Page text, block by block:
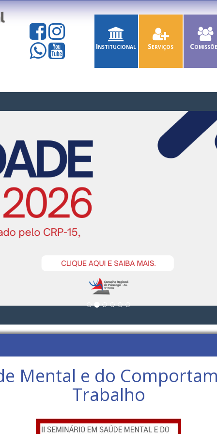
Institucional Serviços
Mental e do
Trabalho